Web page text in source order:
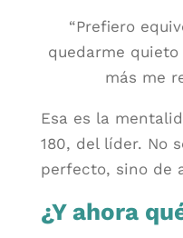
“Prefiero
quedarme
más me
Esa es la
180, del líder. No
perfecto, sino de
¿Y ahora